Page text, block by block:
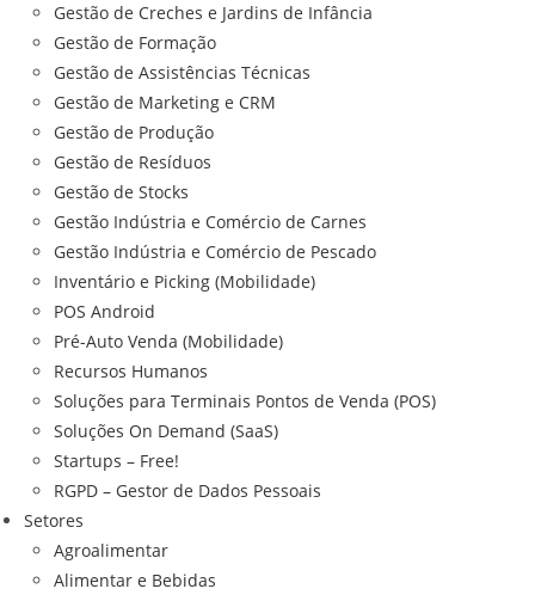
Gestão de Creches e Jardins de Infância
Gestão de Formação
Gestão de Assistências Técnicas
Gestão de Marketing e CRM
Gestão de Produção
Gestão de Resíduos
Gestão de Stocks
Gestão Indústria e Comércio de Carnes
Gestão Indústria e Comércio de Pescado
Inventário e Picking (Mobilidade)
POS Android
Pré-Auto Venda (Mobilidade)
Recursos Humanos
Soluções para Terminais Pontos de Venda (POS)
Soluções On Demand (SaaS)
Startups – Free!
RGPD – Gestor de Dados Pessoais
Setores
Agroalimentar
Alimentar e Bebidas